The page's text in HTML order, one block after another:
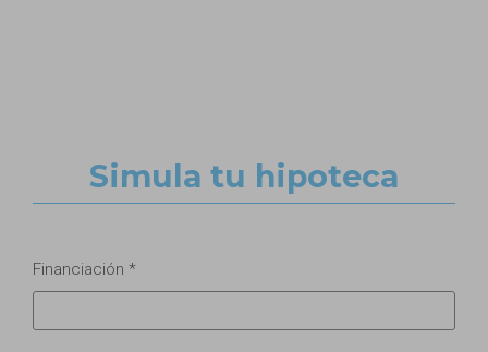
Simula tu hipoteca
Financiación *